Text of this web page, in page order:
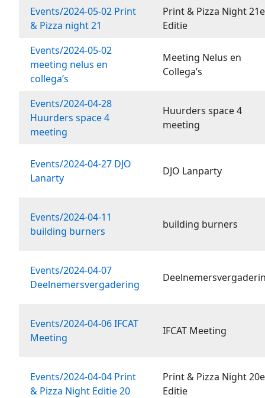
Events/2024-05-02 Print
& Pizza night 21
Print & Pizza Night 21e
Editie
Events/2024-05-02
meeting nelus en
collega’s
Meeting Nelus en
Collega’s
Events/2024-04-28
Huurders space 4
meeting
Huurders space 4
meeting
Events/2024-04-27 DJO
Lanarty
DJO Lanparty
Events/2024-04-11
building burners
building burners
Events/2024-04-07
Deelnemersvergadering
Events/2024-04-06 IFCAT
Meeting
IFCAT Meeting
Events/2024-04-04 Print
& Pizza Night Editie 20
Print & Pizza Night 20e
Editie